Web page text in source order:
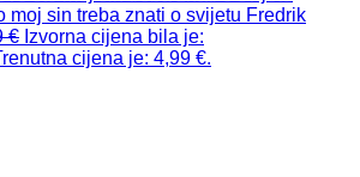
moj sin treba znati o svijetu Fredrik
€ Izvorna cijena bila je:
cijena je: 4,99 €.